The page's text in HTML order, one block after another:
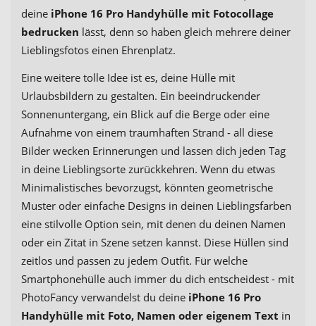
deine iPhone 16 Pro Handyhülle mit Fotocollage
bedrucken lässt, denn so haben gleich mehrere deiner
Lieblingsfotos einen Ehrenplatz.
Eine weitere tolle Idee ist es, deine Hülle mit
Urlaubsbildern zu gestalten. Ein beeindruckender
Sonnenuntergang, ein Blick auf die Berge oder eine
Aufnahme von einem traumhaften Strand - all diese
Bilder wecken Erinnerungen und lassen dich jeden Tag
in deine Lieblingsorte zurückkehren. Wenn du etwas
Minimalistisches bevorzugst, könnten geometrische
Muster oder einfache Designs in deinen Lieblingsfarben
eine stilvolle Option sein, mit denen du deinen Namen
oder ein Zitat in Szene setzen kannst. Diese Hüllen sind
zeitlos und passen zu jedem Outfit. Für welche
Smartphonehülle auch immer du dich entscheidest - mit
PhotoFancy verwandelst du deine iPhone 16 Pro
Handyhülle mit Foto, Namen oder eigenem Text in